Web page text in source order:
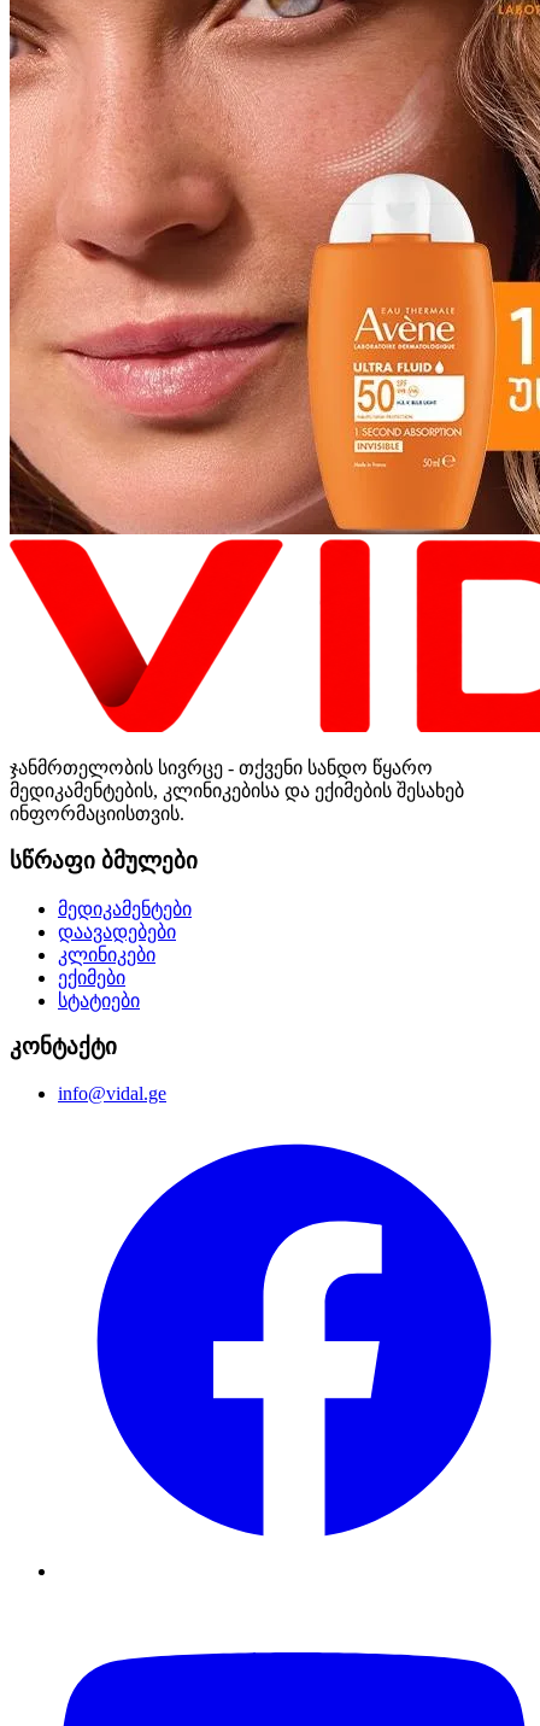
ჯანმრთელობის სივრცე - თქვენი სანდო წყარო
მედიკამენტების, კლინიკებისა და ექიმების შესახებ
ინფორმაციისთვის.
სწრაფი ბმულები
მედიკამენტები
დაავადებები
კლინიკები
ექიმები
სტატიები
კონტაქტი
info@vidal.ge